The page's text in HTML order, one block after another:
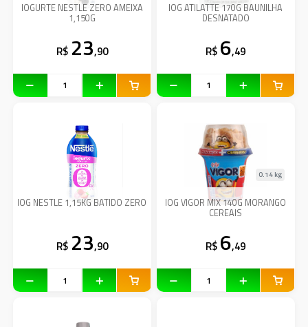
IOGURTE NESTLE ZERO AMEIXA
1,150G
R$ 23,90
IOG ATILATTE 170G BAUNILHA
DESNATADO
R$ 6,49
IOG NESTLE 1,15KG BATIDO ZERO
R$ 23,90
IOG VIGOR MIX 140G MORANGO
CEREAIS
0.14 kg
R$ 6,49